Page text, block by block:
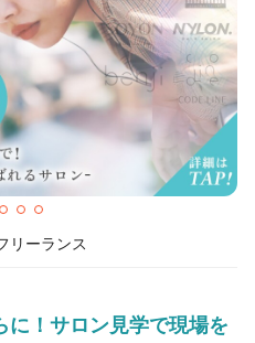
リーランス
に！サロン見学で現場を